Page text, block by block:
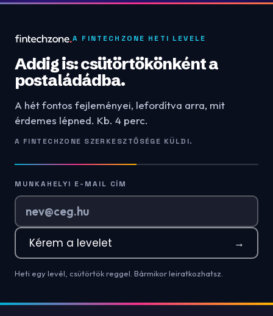
A FINTECHZONE HETI LEVELE
Addig is: csütörtökönként a
postaládádba.
A hét fontos fejleményei, lefordítva arra, mit
érdemes lépned. Kb. 4 perc.
A FINTECHZONE SZERKESZTŐSÉGE KÜLDI.
MUNKAHELYI E-MAIL CÍM
Kérem a levelet →
Heti egy levél, csütörtök reggel. Bármikor leiratkozhatsz.